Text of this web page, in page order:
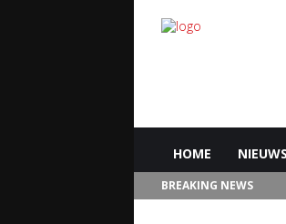
HOME NIEUWS
BREAKING NEWS